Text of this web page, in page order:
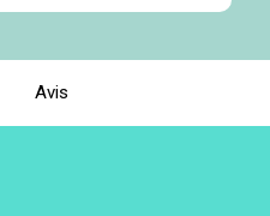
Avis